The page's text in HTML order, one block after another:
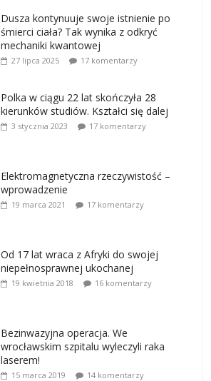
Dusza kontynuuje swoje istnienie po
śmierci ciała? Tak wynika z odkryć
mechaniki kwantowej
27 lipca 2025 17 komentarzy
Polka w ciągu 22 lat skończyła 28
kierunków studiów. Kształci się dalej
3 stycznia 2023 17 komentarzy
Elektromagnetyczna rzeczywistość –
wprowadzenie
19 marca 2021 17 komentarzy
Od 17 lat wraca z Afryki do swojej
niepełnosprawnej ukochanej
19 kwietnia 2018 16 komentarzy
Bezinwazyjna operacja. We
wrocławskim szpitalu wyleczyli raka
laserem!
15 marca 2019 14 komentarzy